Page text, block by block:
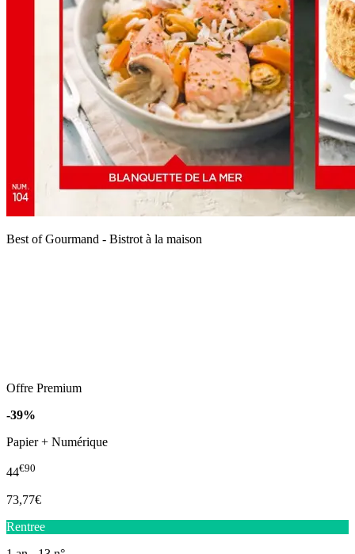
Best of Gourmand - Bistrot à la maison
Offre Premium
-39%
Papier + Numérique
44€90
73,77€
Rentree